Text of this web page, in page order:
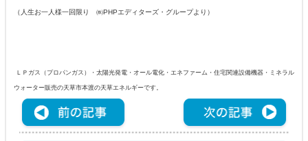
（人生お一人様一回限り ㈱PHPエディターズ・グループより）
ＬＰガス（プロパンガス）・太陽光発電・オール電化・エネファーム・住宅関連設備機器・ミネラル
ウォーター販売の天草市本渡の天草エネルギーです。